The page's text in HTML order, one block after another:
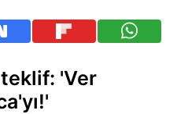
'Ver